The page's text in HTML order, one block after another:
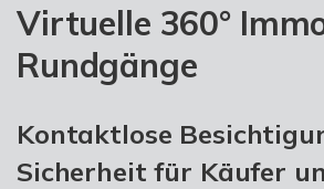
Virtuelle 360°
Rundgänge
Kontaktlose
Sicherheit für Käufer